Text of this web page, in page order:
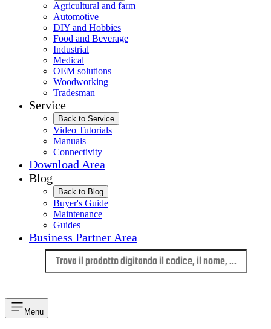
Agricultural and farm
Automotive
DIY and Hobbies
Food and Beverage
Industrial
Medical
OEM solutions
Woodworking
Tradesman
Service
Back to Service
Video Tutorials
Manuals
Connectivity
Download Area
Blog
Back to Blog
Buyer's Guide
Maintenance
Guides
Business Partner Area
Menu